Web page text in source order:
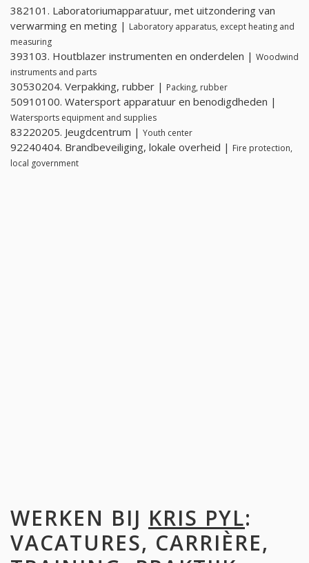
382101. Laboratoriumapparatuur, met uitzondering van
verwarming en meting | Laboratory apparatus, except heating and
measuring
393103. Houtblazer instrumenten en onderdelen | Woodwind
instruments and parts
30530204. Verpakking, rubber | Packing, rubber
50910100. Watersport apparatuur en benodigdheden |
Watersports equipment and supplies
83220205. Jeugdcentrum | Youth center
92240404. Brandbeveiliging, lokale overheid | Fire protection,
local government
WERKEN BIJ KRIS PYL:
VACATURES, CARRIÈRE,